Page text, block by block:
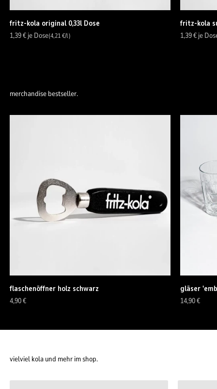
fritz-kola original 0,33l Dose
Angebot
1,39 € je Dose(4,21 €/l)
fritz-kola
Angebot
1,39 € je
merchandise bestseller.
flaschenöffner holz schwarz
Angebot
4,90 €
gläser
Angebot
14,90 €
vielviel kola und mehr im shop.